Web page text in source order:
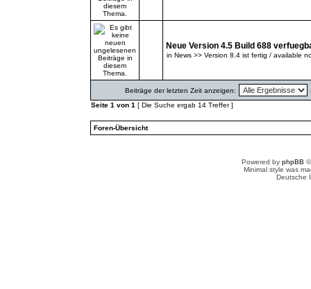
Neue Version 4.5 Build 688
in News >> Version 8.4 ist fertig / available
Beiträge der letzten Zeit anzeigen:
Seite 1 von 1 [ Die Suche ergab 14 Treffer ]
Foren-Übersicht
Powered by phpBB
Minimal style was
Deutsche